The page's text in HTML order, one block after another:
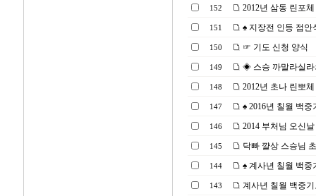
152 2012년 삼동 린포
151 ♠ 지장전 인등 점안
150 ☞ 기도 신청 양식
149 ◈ 스승 까말라실라
148 2012년 초나 린뽀
147 ♠ 2016년 칠월 백
146 2014 부처님 오신
145 닥빠 꺌상 스승님
144 ♠ 계사년 칠월 백중
143 계사년 칠월 백중